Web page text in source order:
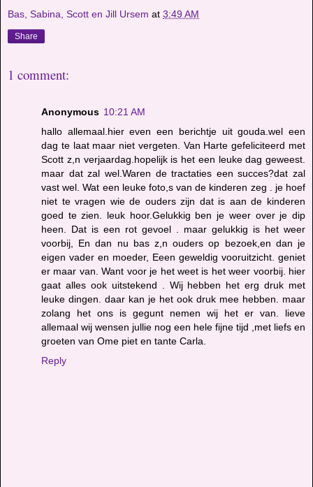
Bas, Sabina, Scott en Jill Ursem at 3:49 AM
Share
1 comment:
Anonymous 10:21 AM
hallo allemaal.hier even een berichtje uit gouda.wel een
dag te laat maar niet vergeten. Van Harte gefeliciteerd met
Scott z,n verjaardag.hopelijk is het een leuke dag geweest.
maar dat zal wel.Waren de tractaties een succes?dat zal
vast wel. Wat een leuke foto,s van de kinderen zeg . je hoef
niet te vragen wie de ouders zijn dat is aan de kinderen
goed te zien. leuk hoor.Gelukkig ben je weer over je dip
heen. Dat is een rot gevoel . maar gelukkig is het weer
voorbij, En dan nu bas z,n ouders op bezoek,en dan je
eigen vader en moeder, Eeen geweldig vooruitzicht. geniet
er maar van. Want voor je het weet is het weer voorbij. hier
gaat alles ook uitstekend . Wij hebben het erg druk met
leuke dingen. daar kan je het ook druk mee hebben. maar
zolang het ons is gegunt nemen wij het er van. lieve
allemaal wij wensen jullie nog een hele fijne tijd ,met liefs en
groeten van Ome piet en tante Carla.
Reply